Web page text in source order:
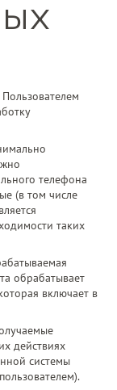
телефона
(в том числе
таких
обрабатывает
включает в
действиях
системы